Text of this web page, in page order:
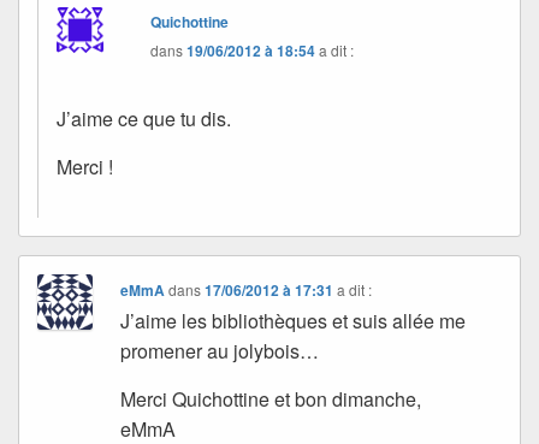
Quichottine
dans19/06/2012 à 18:54a dit :
J’aime ce que tu dis.
Merci !
eMmAdans17/06/2012 à 17:31 a dit :
J’aime les bibliothèques et suis allée me
promener au jolybois…
Merci Quichottine et bon dimanche,
eMmA